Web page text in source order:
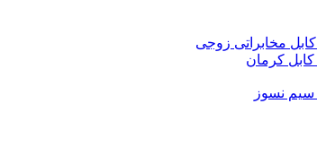
کابل مخابراتی زوجی
کابل کرمان
سیم نسوز